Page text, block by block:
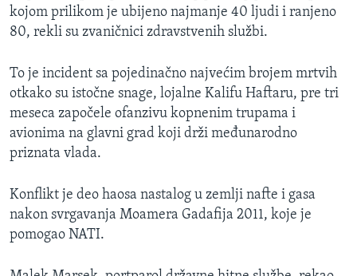
kojom prilikom je ubijeno najmanje 40 ljudi i ranjeno
80, rekli su zvaničnici zdravstvenih službi.
To je incident sa pojedinačno najvećim brojem mrtvih
otkako su istočne snage, lojalne Kalifu Haftaru, pre tri
meseca započele ofanzivu kopnenim trupama i
avionima na glavni grad koji drži međunarodno
priznata vlada.
Konflikt je deo haosa nastalog u zemlji nafte i gasa
nakon svrgavanja Moamera Gadafija 2011, koje je
pomogao NATI.